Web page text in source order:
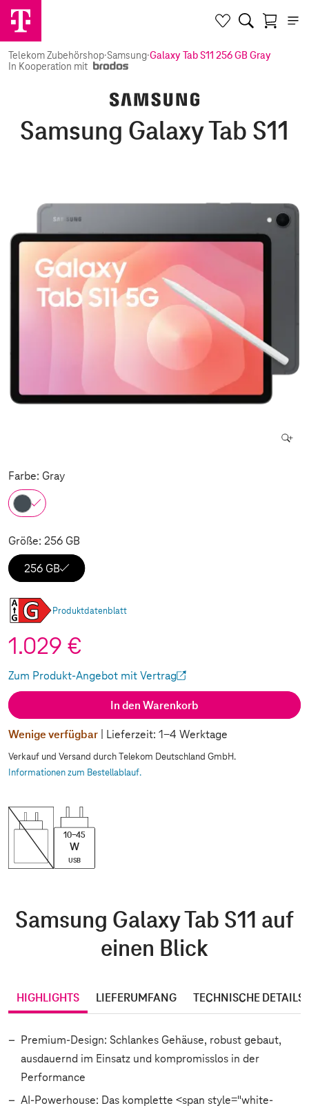
Telekom Zubehörshop·Samsung·Galaxy Tab S11 256 GB Gray
In Kooperation mit
Samsung Galaxy Tab S11
Farbe: Gray
Größe: 256 GB
256 GB
Produktdatenblatt
1.029 €
Zum Produkt-Angebot mit Vertrag
(Wird in einem neuen Tab geöffnet)
In den Warenkorb
Wenige verfügbar | Lieferzeit: 1-4 Werktage
Verkauf und Versand durch Telekom Deutschland GmbH.
Informationen zum Bestellablauf.
W
USB
10-45
Samsung Galaxy Tab S11 auf
einen Blick
HIGHLIGHTS LIEFERUMFANG TECHNISCHE DETAILS
Premium-Design: Schlankes Gehäuse, robust gebaut,
ausdauernd im Einsatz und kompromisslos in der
Performance
AI-Powerhouse: Das komplette <span style="white-